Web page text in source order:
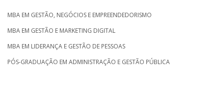
MBA EM GESTÃO, NEGÓCIOS E EMPREENDEDORISMO
MBA EM GESTÃO E MARKETING DIGITAL
MBA EM LIDERANÇA E GESTÃO DE PESSOAS
PÓS-GRADUAÇÃO EM ADMINISTRAÇÃO E GESTÃO PÚBLICA